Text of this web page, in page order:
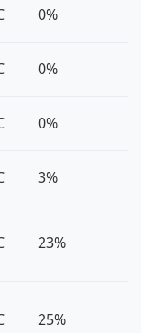
0%
0%
0%
3%
23%
25%